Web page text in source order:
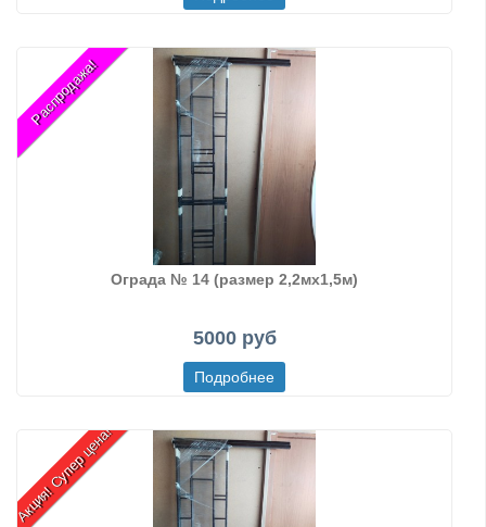
Распродажа!
Ограда № 14 (размер 2,2мх1,5м)
5000 руб
Акция! Супер цена!